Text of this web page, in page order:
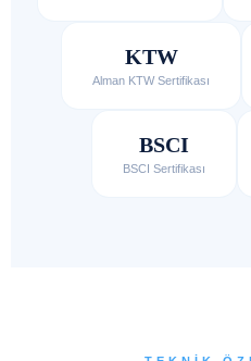
KTW
Alman KTW Sertifikası
BSCI
BSCI Sertifikası